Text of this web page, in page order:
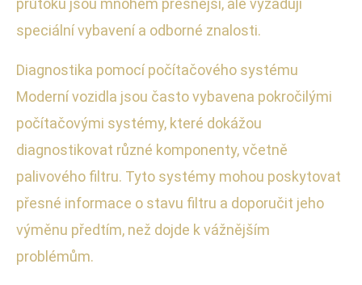
průtoku jsou mnohem přesnější, ale vyžadují
speciální vybavení a odborné znalosti.
Diagnostika pomocí počítačového systému
Moderní vozidla jsou často vybavena pokročilými
počítačovými systémy, které dokážou
diagnostikovat různé komponenty, včetně
palivového filtru. Tyto systémy mohou poskytovat
přesné informace o stavu filtru a doporučit jeho
výměnu předtím, než dojde k vážnějším
problémům.